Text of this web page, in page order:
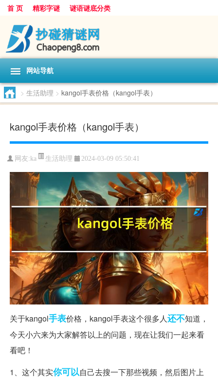
首 页 精彩字谜 谜语谜底分类
网站导航
> 生活助理 > kangol手表价格（kangol手表）
kangol手表价格（kangol手表）
网友: ka 生活助理 2024-03-09 05:50:41
关于kangol手表价格，kangol手表这个很多人还不知道，
今天小六来为大家解答以上的问题，现在让我们一起来看
看吧！
1、这个其实你可以自己去搜一下那些视频，然后图片上